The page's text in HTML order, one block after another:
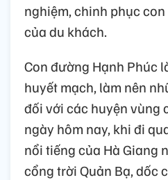
nghiệm, chinh phục
của du khách.
Con đường Hạnh Phúc
huyết mạch, làm nên
đối với các huyện vùng
ngày hôm nay, khi đi
nổi tiếng của Hà Giang
cổng trời Quản Bạ, dốc